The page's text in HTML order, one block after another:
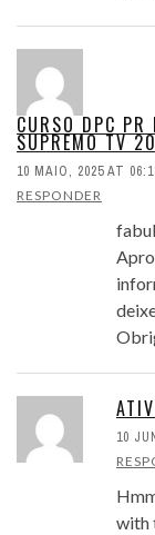
CURSO DPC PR
SUPREMO TV
10 MAIO, 2025 AT
RESPONDER
10
with